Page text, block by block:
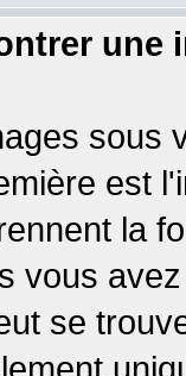
une
sous
est
la
vous
se